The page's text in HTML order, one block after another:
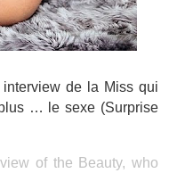
de la Miss qui
… le sexe (Surprise
of the Beauty, who